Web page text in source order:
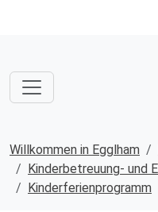
Willkommen in Egglham
Kinderbetreuung- und
Kinderferienprogramm